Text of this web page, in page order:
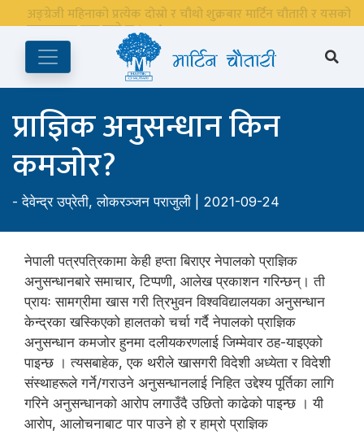
अङ्ग्रेजी महिनाको प्रत्येक दोस्रो र चौथो शुक्रबार मार्टिन चौतारी र यसको
पुस्तकालय बन्द रहने छ ।
प्राज्ञिक अनुसन्धान किन
कमजोर?
-देवेन्द्र उप्रेती,लोकरञ्‍जन पराजुली | 2021-09-24
नेपाली पत्रपत्रिकामा केही हप्ता बिराएर नेपालको प्राज्ञिक
अनुसन्धानबारे समाचार, टिप्पणी, आलेख प्रकाशन गरिन्छन्। ती
प्रायः सामग्रीमा खास गरी त्रिभुवन विश्वविद्यालयका अनुसन्धान
केन्द्रका खस्किएको हालतको चर्चा गर्दै नेपालको प्राज्ञिक
अनुसन्धान कमजोर हुनमा दलीयकरणलाई जिम्मेवार ठह-याइएको
पाइन्छ । त्यसबाहेक, एक थरीले खासगरी विदेशी अध्येता र विदेशी
संस्थाहरूले गर्ने/गराउने अनुसन्धानलाई निहित उद्देश्य पूर्तिका लागि
गरिने अनुसन्धानको आरोप लगाउँदै उछितो काढेको पाइन्छ । यी
आरोप, आलोचनाबाट पार पाउने हो र हाम्रो प्राज्ञिक